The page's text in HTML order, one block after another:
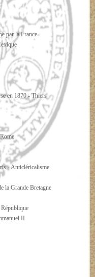
par la France
en 1870 - Thiers
- Anticléricalisme
la Grande Bretagne
II